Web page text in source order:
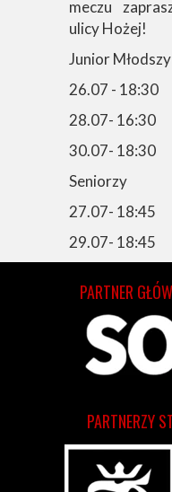
meczu
ulicy Hożej!
Junior Młodszy
26.07 - 18:30
28.07- 16:30
30.07- 18:30
Seniorzy
27.07- 18:45
29.07- 18:45
PARTNERZY
PARTNER